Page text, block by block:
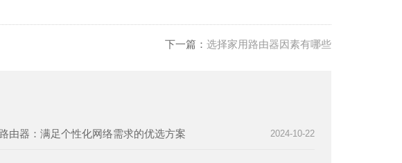
下一篇： 选择家用路由器因素有哪些
2024-10-22
由器：满足个性化网络需求的优选方案